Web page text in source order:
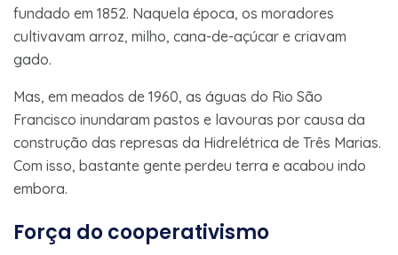
fundado em 1852. Naquela época, os moradores
cultivavam arroz, milho, cana-de-açúcar e criavam
gado.
Mas, em meados de 1960, as águas do Rio São
Francisco inundaram pastos e lavouras por causa da
construção das represas da Hidrelétrica de Três Marias.
Com isso, bastante gente perdeu terra e acabou indo
embora.
Força do cooperativismo